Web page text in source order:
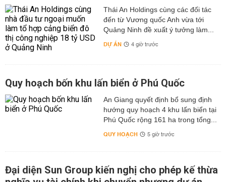
Thái An Holdings cùng các đối tác
đến từ Vương quốc Anh vừa tới
Quảng Ninh đề xuất ý tưởng làm...
DỰ ÁN 4 giờ trước
Quy hoạch bốn khu lấn biển ở Phú Quốc
An Giang quyết định bổ sung định
hướng quy hoạch 4 khu lấn biển tại
Phú Quốc rộng 161 ha trong tổng...
QUY HOẠCH 5 giờ trước
Đại diện Sun Group kiến nghị cho phép kế thừa